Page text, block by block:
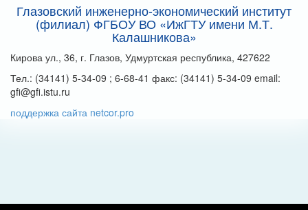
Глазовский инженерно-экономический институт
(филиал) ФГБОУ ВО «ИжГТУ имени М.Т.
Калашникова»
Кирова ул., 36, г. Глазов, Удмуртская республика, 427622
Тел.: (34141) 5-34-09 ; 6-68-41 факс: (34141) 5-34-09 email:
gfi@gfi.istu.ru
поддержка сайта netcor.pro